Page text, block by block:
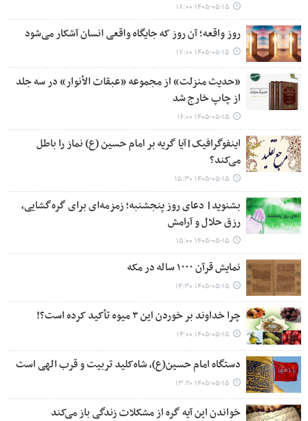
۱۴۰۵-۰۵-۱۵ ۱۸:۰۰
روز واقعه؛ آن روز که جایگاه واقعی انسان آشکار می‌شود
۱۴۰۵-۰۵-۱۵ ۱۷:۰۰
«حدیث منزلت» از مجموعه «عبقات الأنوار» در سه جلد
از چاپ خارج شد
۱۴۰۵-۰۵-۱۵ ۱۶:۰۰
اینفوگرافیک|آیا گریه بر امام حسین (ع) نماز را باطل
می‌کند؟
۱۴۰۵-۰۵-۱۵ ۱۵:۳۰
بشنوید| دعای روز پنجشنبه؛ زمزمه‌ای برای گره‌گشایی،
رزق حلال و آرامش
۱۴۰۵-۰۵-۱۵ ۱۵:۰۰
نمایش قرآن ۱۰۰۰ ساله در مکه
۱۴۰۵-۰۵-۱۵ ۱۴:۳۰
چرا خداوند بر خوردن این ۳ میوه تأکید کرده است؟!
۱۴۰۵-۰۵-۱۵ ۱۴:۰۰
دستگاه امام حسین(ع)، شاه‌کلید تربیت و قرب الهی است
۱۴۰۵-۰۵-۱۵ ۱۳:۲۰
خواندن این آیه گره از مشکلات زندگی باز می‌کند